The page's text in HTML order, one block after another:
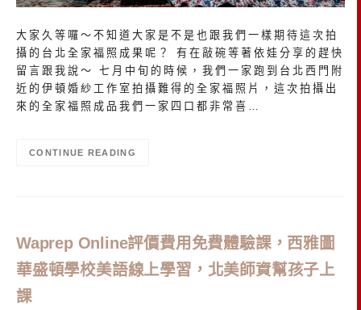
大家久等囉～不知道大家是不是也跟我們一樣期待這次拍
攝的台北全家福照成果呢？ 有在敲碗等著依娃分享的趕快
留言跟我說～ 七月中旬的時候，我們一家跑到台北西門附
近的伊頓婚紗工作室拍攝難得的全家福照片，這次拍攝出
來的全家福照成品我們一家四口都非常喜…
CONTINUE READING
Waprep Online評價費用免費體驗課，西雅圖
華盛頓學校美語線上學習，北美師資幫孩子上
課